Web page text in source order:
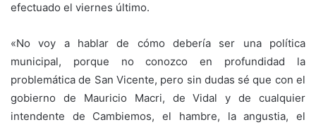
efectuado el viernes último.
«No voy a hablar de cómo debería ser una política
municipal, porque no conozco en profundidad la
problemática de San Vicente, pero sin dudas sé que con el
gobierno de Mauricio Macri, de Vidal y de cualquier
intendente de Cambiemos, el hambre, la angustia, el